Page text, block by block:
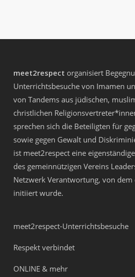
meet2respect organisiert
Unterrichtsbesuche von Imamen
von Tandems aus jüdischen,
christlichen
sprechen sich die Beteiligten für
sowie gegen Gewalt und
ist meet2respect eine
des gemeinnützigen Vereins
Netzwerk Verantwortung, von dem
initiiert wurde.
meet2respect-Unterrichtsbesuche
Respekt verbindet
ONLINE & mehr